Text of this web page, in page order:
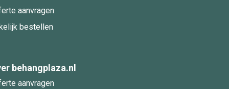
aanvragen
bestellen
behangplaza.nl
aanvragen